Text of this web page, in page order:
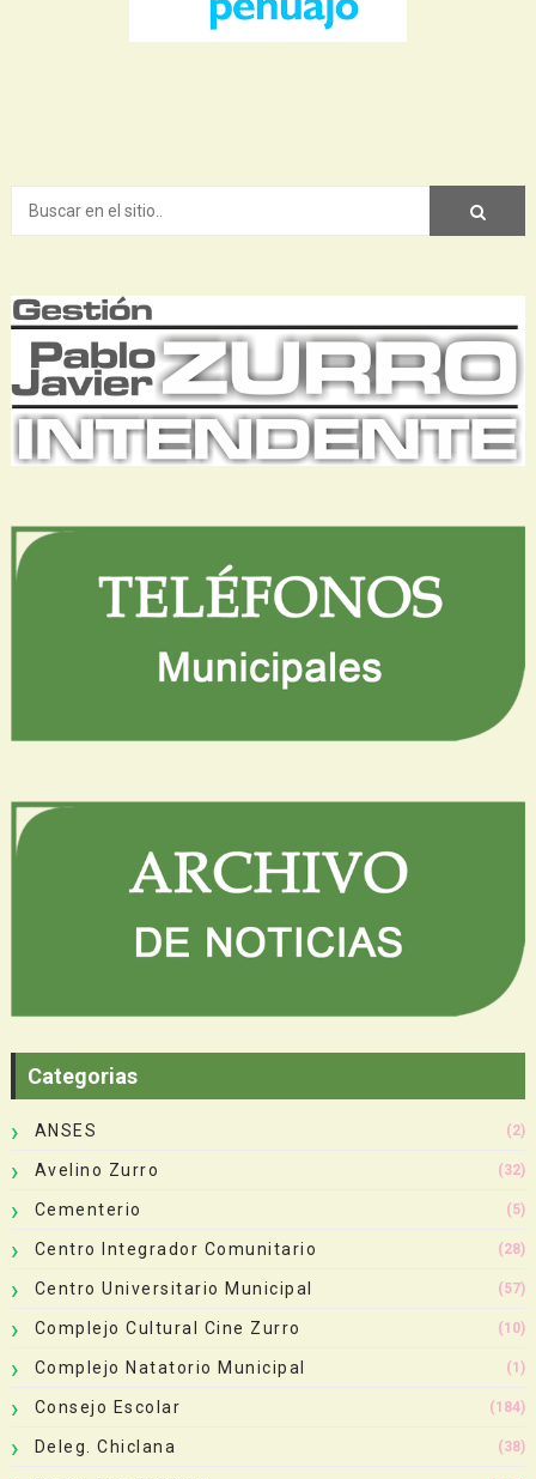
Categorias
ANSES (2)
Avelino Zurro (32)
Cementerio (5)
Centro Integrador Comunitario (28)
Centro Universitario Municipal (57)
Complejo Cultural Cine Zurro (10)
Complejo Natatorio Municipal (1)
Consejo Escolar (184)
Deleg. Chiclana (38)